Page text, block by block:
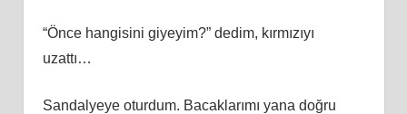
“Önce hangisini giyeyim?” dedim, kırmızıyı
uzattı…
Sandalyeye oturdum. Bacaklarımı yana doğru